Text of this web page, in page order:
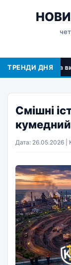
ТРЕНДИ ДНЯ
послуг та вибір
Смішні
Дата: 26.05.2026 |